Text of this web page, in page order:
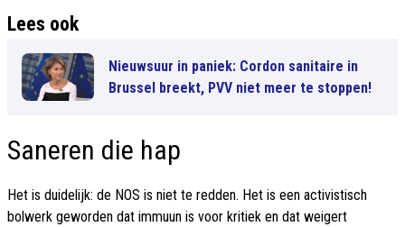
Lees ook
Nieuwsuur in paniek: Cordon sanitaire in
Brussel breekt, PVV niet meer te stoppen!
Saneren die hap
Het is duidelijk: de NOS is niet te redden. Het is een activistisch
bolwerk geworden dat immuun is voor kritiek en dat weigert